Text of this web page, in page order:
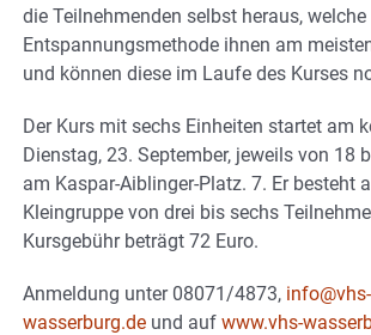
die Teilnehmenden selbst heraus, welche
Entspannungsmethode ihnen am
und können diese im Laufe des Kurses
Der Kurs mit sechs Einheiten startet am
Dienstag, 23. September, jeweils von 18
am Kaspar-Aiblinger-Platz. 7. Er besteht
Kleingruppe von drei bis sechs
Kursgebühr beträgt 72 Euro.
Anmeldung unter 08071/4873, info@vhs-
wasserburg.de und auf www.vhs-